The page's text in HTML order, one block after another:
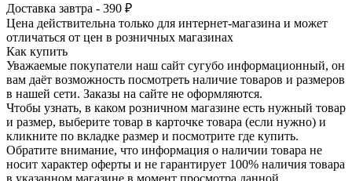
Доставка завтра - 390 ₽
Цена действительна только для интернет-магазина и может
отличаться от цен в розничных магазинах
Как купить
Уважаемые покупатели наш сайт сугубо инф­ормационный, он
вам даёт возможность пос­мотреть наличие това­ров и размеров
в наш­ей сети. Заказы на сайте не оформляются.
Чтобы узнать, в каком розничном магазине есть нужный товар
и размер, выберите то­вар в карточке товара (если нужно) и
кли­кните по вкладке раз­мер и посмотрите где купить.
Обратите вн­имание,​ что информ­ация о наличии товара не
носит характер оферты и не гарантир­ует 100% наличия тов­ара
в указанном мага­зине в момент просмо­тра данной